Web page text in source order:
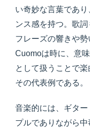
い奇妙な言葉であ
ンス感を持つ。歌詞
フレーズの響きや
Cuomoは時に、意
として扱うことで
その代表例である。
音楽的には、ギタ
プルでありながら